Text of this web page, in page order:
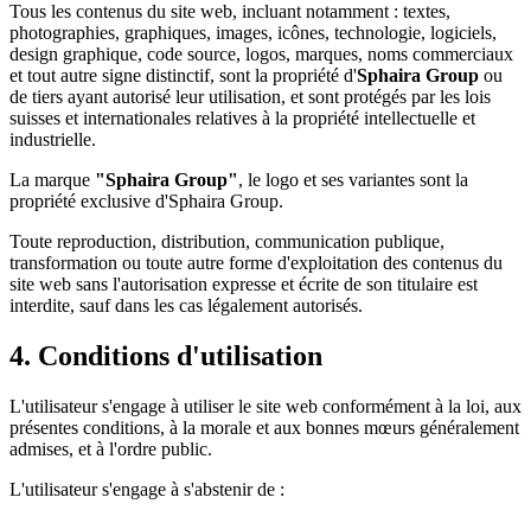
Tous les contenus du site web, incluant notamment : textes,
photographies, graphiques, images, icônes, technologie, logiciels,
design graphique, code source, logos, marques, noms commerciaux
et tout autre signe distinctif, sont la propriété d'Sphaira Group ou
de tiers ayant autorisé leur utilisation, et sont protégés par les lois
suisses et internationales relatives à la propriété intellectuelle et
industrielle.
La marque "Sphaira Group", le logo et ses variantes sont la
propriété exclusive d'Sphaira Group.
Toute reproduction, distribution, communication publique,
transformation ou toute autre forme d'exploitation des contenus du
site web sans l'autorisation expresse et écrite de son titulaire est
interdite, sauf dans les cas légalement autorisés.
4. Conditions d'utilisation
L'utilisateur s'engage à utiliser le site web conformément à la loi, aux
présentes conditions, à la morale et aux bonnes mœurs généralement
admises, et à l'ordre public.
L'utilisateur s'engage à s'abstenir de :